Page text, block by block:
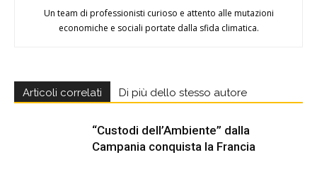
Un team di professionisti curioso e attento alle mutazioni
economiche e sociali portate dalla sfida climatica.
Articoli correlati Di più dello stesso autore
“Custodi dell’Ambiente” dalla
Campania conquista la Francia